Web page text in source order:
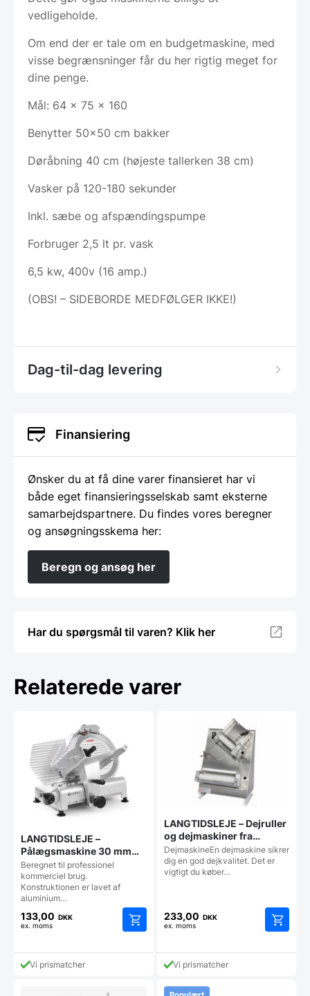
vedligeholde.
Om end der er tale om en budgetmaskine, med
visse begrænsninger får du her rigtig meget for
dine penge.
Mål: 64 x 75 x 160
Benytter 50×50 cm bakker
Døråbning 40 cm (højeste tallerken 38 cm)
Vasker på 120-180 sekunder
Inkl. sæbe og afspændingspumpe
Forbruger 2,5 lt pr. vask
6,5 kw, 400v (16 amp.)
(OBS! – SIDEBORDE MEDFØLGER IKKE!)
Dag-til-dag levering
Finansiering
Ønsker du at få dine varer finansieret har vi
både eget finansieringsselskab samt eksterne
samarbejdspartnere. Du findes vores beregner
og ansøgningsskema her:
Beregn og ansøg her
Har du spørgsmål til varen? Klik her
Relaterede varer
LANGTIDSLEJE –
Pålægsmaskine 30 mm
fra Hendi model 210017
Beregnet til professionel
kommerciel brug.
Konstruktionen er lavet af
aluminium…
133,00 DKK
ex. moms
Vi prismatcher
LANGTIDSLEJE – Dejruller
og dejmaskiner fra
italienske GAM, R30E og
R40E
DejmaskineEn dejmaskine sikrer
dig en god dejkvalitet. Det er
vigtigt du køber…
233,00 DKK
ex. moms
Vi prismatcher